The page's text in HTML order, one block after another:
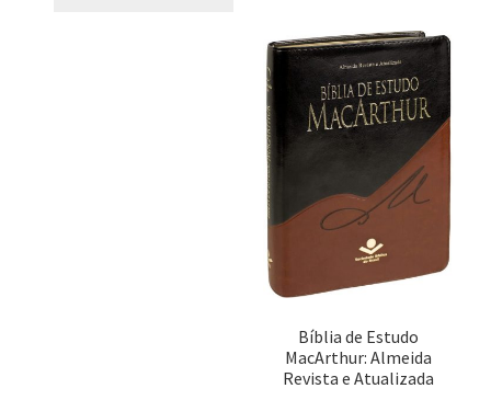
Bíblia de Estudo
MacArthur: Almeida
Revista e Atualizada